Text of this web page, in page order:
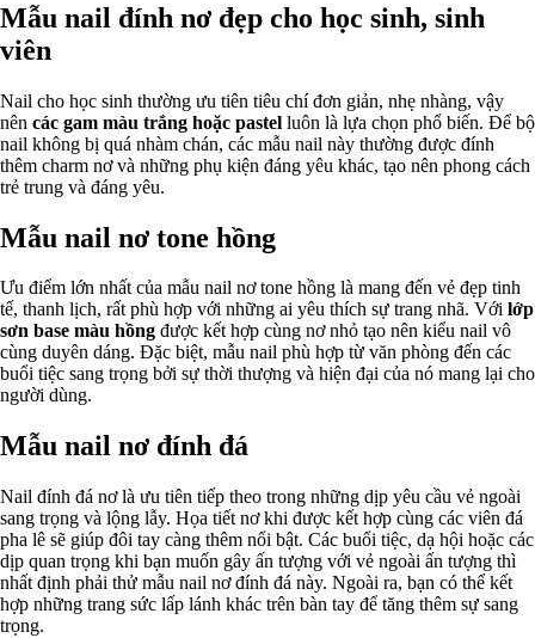
Mẫu nail đính nơ đẹp cho học sinh, sinh
viên
Nail cho học sinh thường ưu tiên tiêu chí đơn giản, nhẹ nhàng, vậy
nên các gam màu trắng hoặc pastel luôn là lựa chọn phổ biến. Để bộ
nail không bị quá nhàm chán, các mẫu nail này thường được đính
thêm charm nơ và những phụ kiện đáng yêu khác, tạo nên phong cách
trẻ trung và đáng yêu.
Mẫu nail nơ tone hồng
Ưu điểm lớn nhất của mẫu nail nơ tone hồng là mang đến vẻ đẹp tinh
tế, thanh lịch, rất phù hợp với những ai yêu thích sự trang nhã. Với lớp
sơn base màu hồng được kết hợp cùng nơ nhỏ tạo nên kiểu nail vô
cùng duyên dáng. Đặc biệt, mẫu nail phù hợp từ văn phòng đến các
buổi tiệc sang trọng bởi sự thời thượng và hiện đại của nó mang lại cho
người dùng.
Mẫu nail nơ đính đá
Nail đính đá nơ là ưu tiên tiếp theo trong những dịp yêu cầu vẻ ngoài
sang trọng và lộng lẫy. Họa tiết nơ khi được kết hợp cùng các viên đá
pha lê sẽ giúp đôi tay càng thêm nổi bật. Các buổi tiệc, dạ hội hoặc các
dịp quan trọng khi bạn muốn gây ấn tượng với vẻ ngoài ấn tượng thì
nhất định phải thử mẫu nail nơ đính đá này. Ngoài ra, bạn có thể kết
hợp những trang sức lấp lánh khác trên bàn tay để tăng thêm sự sang
trọng.